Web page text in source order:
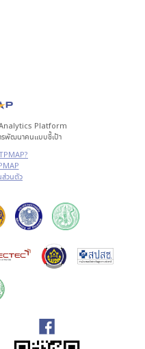
Platform
รพัฒนาคนแบบชี้เป้า
ส่วนตัว